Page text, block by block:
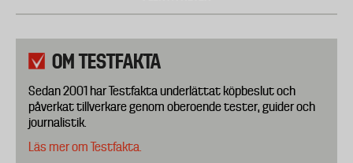
OM TESTFAKTA
Sedan 2001 har Testfakta underlättat köpbeslut och
påverkat tillverkare genom oberoende tester, guider och
journalistik.
Läs mer om Testfakta.